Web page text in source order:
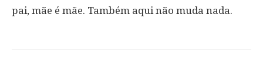
pai, mãe é mãe. Também aqui não muda nada.